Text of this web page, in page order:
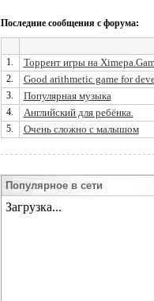
Последние сообщения с форума:
1. Торрент игры на
2. Good arithmetic game for
3. Популярная музыка
4. Английский для ребёнка.
5. Очень сложно с малышом
Популярное в сети